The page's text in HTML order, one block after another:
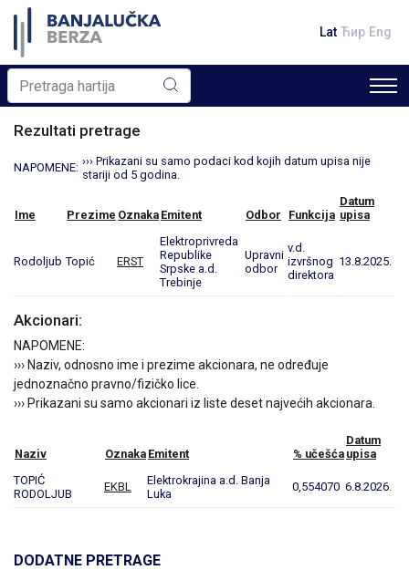
Lat Ћир Eng
Rezultati pretrage
NAPOMENE: ››› Prikazani su samo podaci kod kojih datum upisa nije
stariji od 5 godina.
Ime Prezime Oznaka Emitent Odbor Funkcija
Datum
upisa
Rodoljub Topić ERST
Elektroprivreda
Republike
Srpske a.d.
Trebinje
Upravni
odbor
v.d.
izvršnog
direktora
13.8.2025.
Akcionari:
NAPOMENE:
››› Naziv, odnosno ime i prezime akcionara, ne određuje
jednoznačno pravno/fizičko lice.
››› Prikazani su samo akcionari iz liste deset najvećih akcionara.
Naziv Oznaka Emitent % učešća
Datum
upisa
TOPIĆ
RODOLJUB
EKBL
Elektrokrajina a.d. Banja
Luka
0,554070 6.8.2026.
DODATNE PRETRAGE